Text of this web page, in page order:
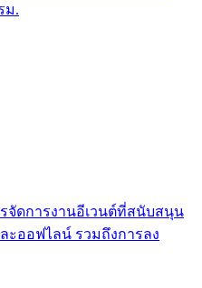
ม.
รจัดการงานอีเวนต์ที่สนับสนุน
ะออฟไลน์ รวมถึงการลง